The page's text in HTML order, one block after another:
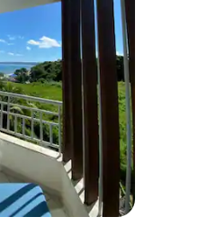
op 5, 25 recensies